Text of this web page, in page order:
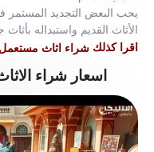
يحب البعض التجديد المستمر
الأثاث القديم واستبداله
اقرا كذلك شراء اثاث
اسعار شراء